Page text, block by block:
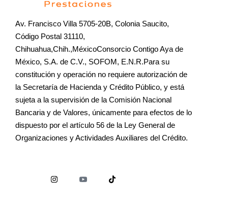
Av. Francisco Villa 5705-20B, Colonia Saucito,
Código Postal 31110,
Chihuahua,Chih.,MéxicoConsorcio Contigo Aya de
México, S.A. de C.V., SOFOM, E.N.R.Para su
constitución y operación no requiere autorización de
la Secretaría de Hacienda y Crédito Público, y está
sujeta a la supervisión de la Comisión Nacional
Bancaria y de Valores, únicamente para efectos de lo
dispuesto por el artículo 56 de la Ley General de
Organizaciones y Actividades Auxiliares del Crédito.